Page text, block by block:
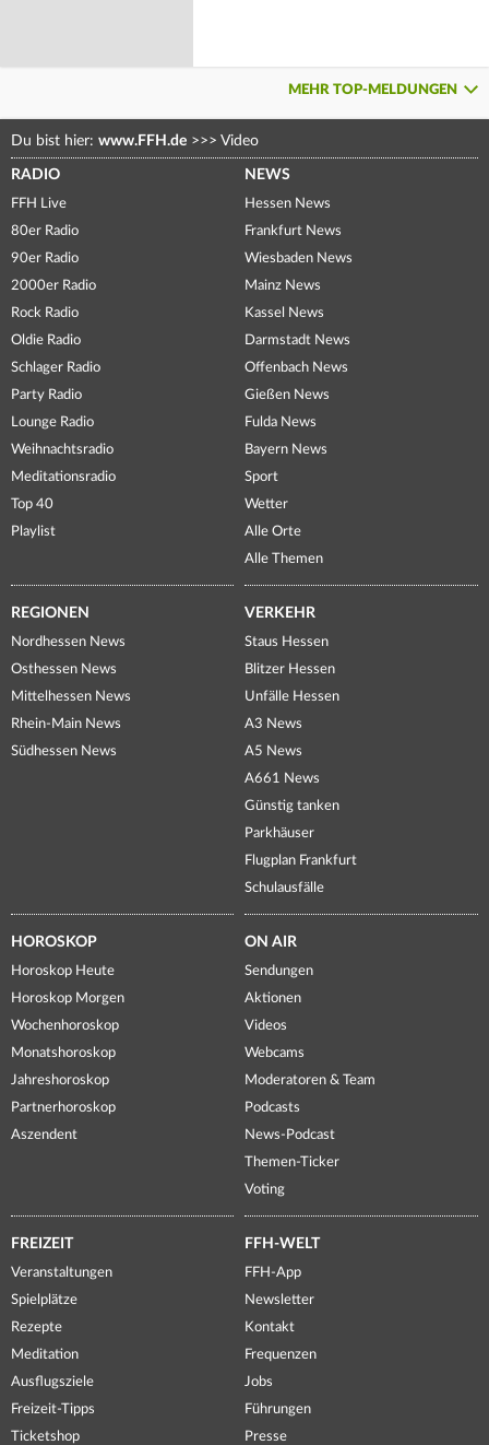
MEHR TOP-MELDUNGEN
Du bist hier: www.FFH.de >>> Video
RADIO
FFH Live
80er Radio
90er Radio
2000er Radio
Rock Radio
Oldie Radio
Schlager Radio
Party Radio
Lounge Radio
Weihnachtsradio
Meditationsradio
Top 40
Playlist
NEWS
Hessen News
Frankfurt News
Wiesbaden News
Mainz News
Kassel News
Darmstadt News
Offenbach News
Gießen News
Fulda News
Bayern News
Sport
Wetter
Alle Orte
Alle Themen
REGIONEN
Nordhessen News
Osthessen News
Mittelhessen News
Rhein-Main News
Südhessen News
VERKEHR
Staus Hessen
Blitzer Hessen
Unfälle Hessen
A3 News
A5 News
A661 News
Günstig tanken
Parkhäuser
Flugplan Frankfurt
Schulausfälle
HOROSKOP
Horoskop Heute
Horoskop Morgen
Wochenhoroskop
Monatshoroskop
Jahreshoroskop
Partnerhoroskop
Aszendent
ON AIR
Sendungen
Aktionen
Videos
Webcams
Moderatoren & Team
Podcasts
News-Podcast
Themen-Ticker
Voting
FREIZEIT
Veranstaltungen
Spielplätze
Rezepte
Meditation
Ausflugsziele
Freizeit-Tipps
Ticketshop
FFH-WELT
FFH-App
Newsletter
Kontakt
Frequenzen
Jobs
Führungen
Presse